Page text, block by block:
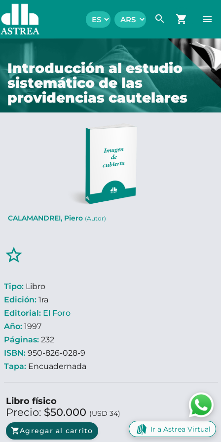
search shopping_cart menu
Introducción al estudio
sistemático de las
providencias cautelares
CALAMANDREI, Piero (Autor)
star_border
Tipo: Libro
Edición: 1ra
Editorial: El Foro
Año: 1997
Páginas: 232
ISBN: 950-826-028-9
Tapa: Encuadernada
Libro físico
Precio: $50.000 (USD 34)
shopping_cartAgregar al carrito Ir a Astrea Virtual